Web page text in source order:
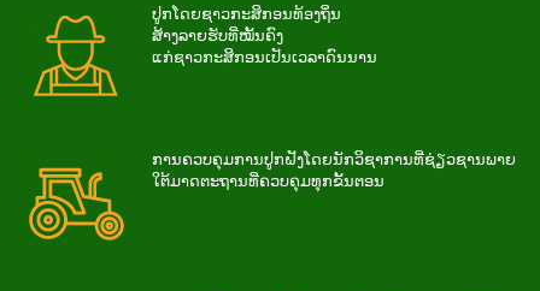
ປູກໂດຍຊາວກະສິກອນທ້ອງຖິ່ນ
ສ້າງລາຍຮັບທີ່ໝັ້ນຄົງ
ແກ່ຊາວກະສິກອນເປັນເວລາດົນນານ
ການ​ຄວບ​ຄຸມ​ການ​ປູກ​ຝັງ​ໂດຍ​ນັກ​ວິ​ຊາ​ການ​ທີ່​ຊ່ຽວ​ຊານ​ພາຍ​
ໃຕ້​ມາດ​ຕະ​ຖານ​ທີ່​ຄວບ​ຄຸມ​ທຸກ​ຂັ້ນ​ຕອນ